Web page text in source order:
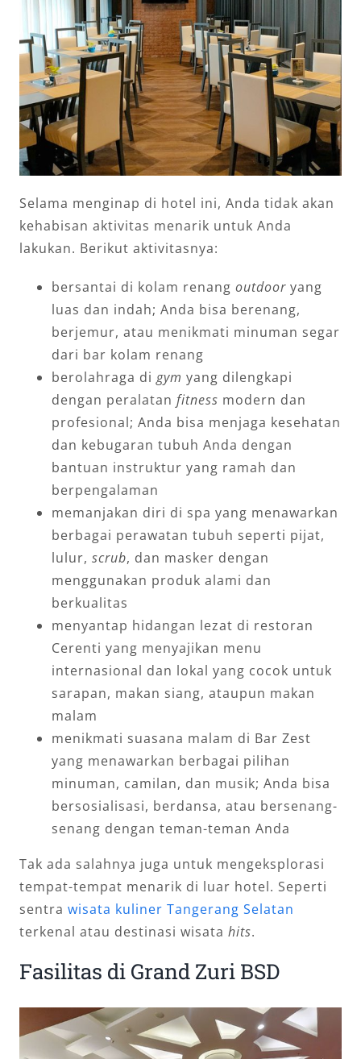
Selama menginap di hotel ini, Anda tidak akan
kehabisan aktivitas menarik untuk Anda
lakukan. Berikut aktivitasnya:
bersantai di kolam renang outdooryang
luas dan indah; Anda bisa berenang,
berjemur, atau menikmati minuman segar
dari bar kolam renang
berolahraga di gym yang dilengkapi
dengan peralatan fitness modern dan
profesional; Anda bisa menjaga kesehatan
dan kebugaran tubuh Anda dengan
bantuan instruktur yang ramah dan
berpengalaman
memanjakan diri di spa yang menawarkan
berbagai perawatan tubuh seperti pijat,
lulur, scrub, dan masker dengan
menggunakan produk alami dan
berkualitas
menyantap hidangan lezat di restoran
Cerenti yang menyajikan menu
internasional dan lokal yang cocok untuk
sarapan, makan siang, ataupun makan
malam
menikmati suasana malam di Bar Zest
yang menawarkan berbagai pilihan
minuman, camilan, dan musik; Anda bisa
bersosialisasi, berdansa, atau bersenang-
senang dengan teman-teman Anda
Tak ada salahnya juga untuk mengeksplorasi
tempat-tempat menarik di luar hotel. Seperti
sentra wisata kuliner Tangerang Selatan
terkenal atau destinasi wisata hits.
Fasilitas di Grand Zuri BSD